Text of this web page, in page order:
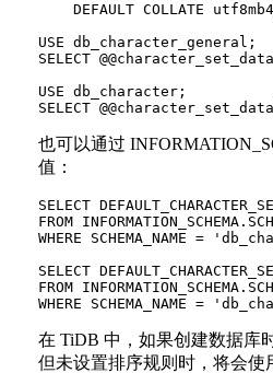
DEFAULT COLLATE
USE db_character_general;
SELECT
USE db_character;
也可以通过
值：
SELECT
FROM
WHERE SCHEMA_NAME =
SELECT
FROM
在 TiDB 中，如果创建数据库
但未设置排序规则时，将会使